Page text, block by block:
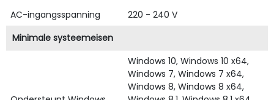
AC-ingangsspanning
220 - 240 V
Minimale systeemeisen
Windows 10, Windows 10 x64,
Windows 7, Windows 7 x64,
Windows 8, Windows 8 x64,